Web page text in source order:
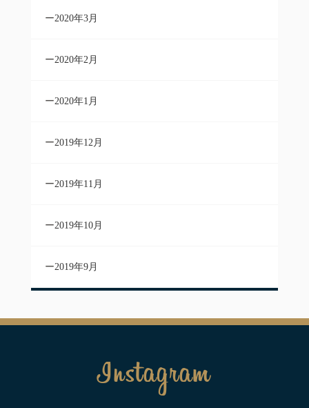
2020年3月
2020年2月
2020年1月
2019年12月
2019年11月
2019年10月
2019年9月
Instagram